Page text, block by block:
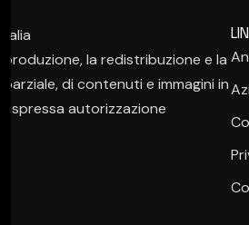
la redistribuzione e la
parziale, di contenuti e immagini in
espressa autorizzazione